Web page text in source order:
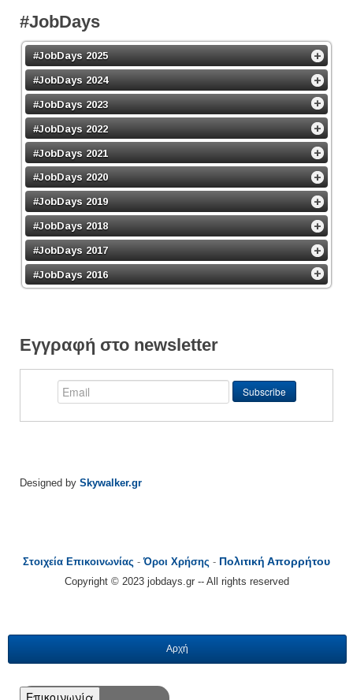
#JobDays
#JobDays 2025
#JobDays 2024
#JobDays 2023
#JobDays 2022
#JobDays 2021
#JobDays 2020
#JobDays 2019
#JobDays 2018
#JobDays 2017
#JobDays 2016
Εγγραφή στο newsletter
Designed by Skywalker.gr
Στοιχεία Επικοινωνίας -Όροι Χρήσης - Πολιτική Απορρήτου
Copyright © 2023 jobdays.gr -- All rights reserved
Αρχή